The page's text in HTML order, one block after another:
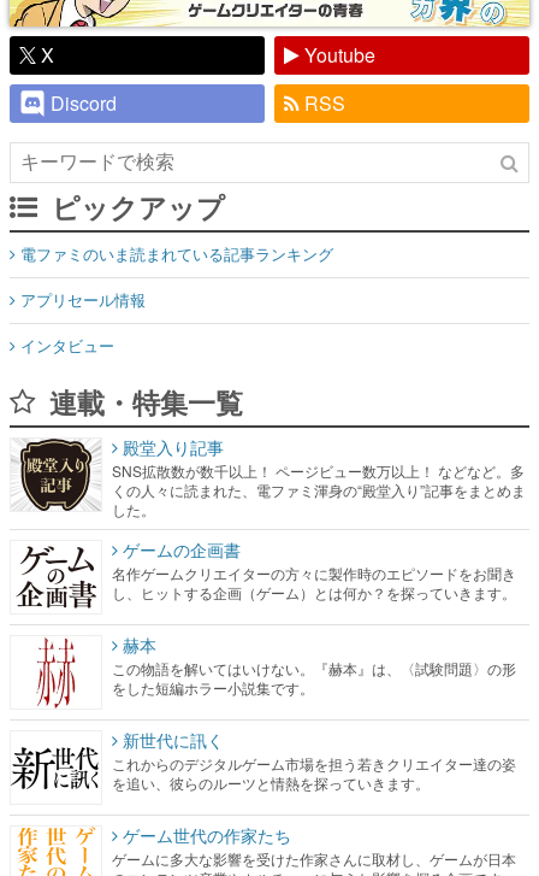
X
Youtube
Discord
RSS
ピックアップ
電ファミのいま読まれている記事ランキング
アプリセール情報
インタビュー
連載・特集一覧
殿堂入り記事
SNS拡散数が数千以上！ ページビュー数万以上！ などなど。多
くの人々に読まれた、電ファミ渾身の“殿堂入り”記事をまとめま
した。
ゲームの企画書
名作ゲームクリエイターの方々に製作時のエピソードをお聞き
し、ヒットする企画（ゲーム）とは何か？を探っていきます。
赫本
この物語を解いてはいけない。『赫本』は、〈試験問題〉の形
をした短編ホラー小説集です。
新世代に訊く
これからのデジタルゲーム市場を担う若きクリエイター達の姿
を追い、彼らのルーツと情熱を探っていきます。
ゲーム世代の作家たち
ゲームに多大な影響を受けた作家さんに取材し、ゲームが日本